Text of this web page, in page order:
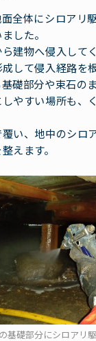
全体にシロアリ
した。
建物へ侵入して
して侵入経路を
礎部分や束石の
やすい場所も、
い、地中のシロ
えます。
基礎部分にシロアリ